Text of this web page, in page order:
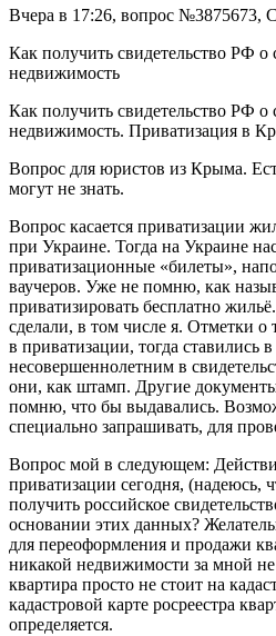
Вчера в 17:26, вопрос №3875673,
Как получить свидетельство РФ о
недвижимость
Как получить свидетельство РФ о
недвижимость. Приватизация в
Вопрос для юристов из Крыма.
могут не знать.
Вопрос касается приватизации
при Украине. Тогда на Украине
приватизационные «билеты»,
ваучеров. Уже не помню, как
приватизировать бесплатно
сделали, в том числе я. Отметки о
в приватизации, тогда ставились
несовершеннолетним в
они, как штамп. Другие
помню, что бы выдавались.
специально запрашивать, для
Вопрос мой в следующем:
приватизации сегодня, (надеюсь,
получить российское
основании этих данных?
для переоформления и продажи
никакой недвижимости за мной
квартира просто не стоит на
кадастровой карте росреестра
определяется.